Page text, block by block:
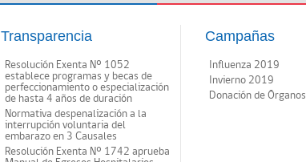
Transparencia
Resolución Exenta Nº 1052
establece programas y becas de
perfeccionamiento o especialización
de hasta 4 años de duración
Normativa despenalización a la
interrupción voluntaria del
embarazo en 3 Causales
Resolución Exenta Nº 1742 aprueba
Campañas
Influenza 2019
Invierno 2019
Donación de Órganos